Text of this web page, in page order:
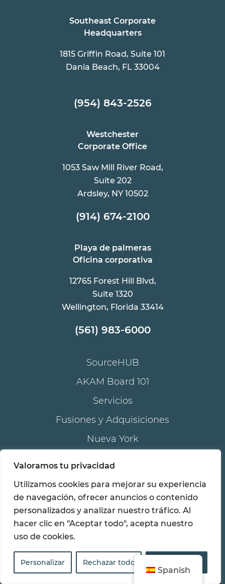
Valoramos tu privacidad
Utilizamos cookies para mejorar su experiencia
de navegación, ofrecer anuncios o contenido
personalizados y analizar nuestro tráfico. Al
hacer clic en "Aceptar todo", acepta nuestro
uso de cookies.
Personalizar Rechazar todo
Southeast Corporate
Headquarters
1815 Griffin Road, Suite 101
Dania Beach, FL 33004
(954) 843-2526
Westchester
Corporate Office
1053 Saw Mill River Road,
Suite 202
Ardsley, NY 10502
(914) 674-2100
Playa de palmeras
Oficina corporativa
12765 Forest Hill Blvd,
Suite 1320
Wellington, Florida 33414
(561) 983-6000
SourceHUB
AKAM Board 101
Servicios
Fusiones y Adquisiciones
Nueva York
Contáctenos
Carreras
Política de privacidad
Política de accesibilidad
Spanish